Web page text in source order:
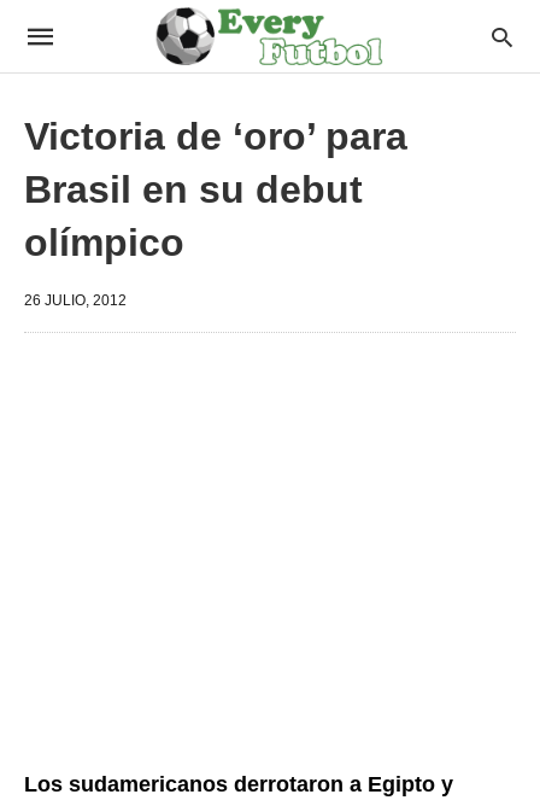
Victoria de ‘oro’ para
Brasil en su debut
olímpico
26 JULIO, 2012
Los sudamericanos derrotaron a Egipto y